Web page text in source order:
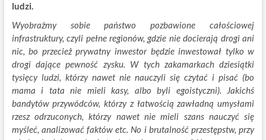
ludzi.
Wyobraźmy sobie państwo pozbawione całościowej
infrastruktury, czyli pełne regionów, gdzie nie docierają drogi ani
nic, bo przecież prywatny inwestor będzie inwestował tylko w
drogi dające pewność zysku. W tych zakamarkach dziesiątki
tysięcy ludzi, którzy nawet nie nauczyli się czytać i pisać (bo
mama i tata nie mieli kasy, albo byli egoistyczni). Jakichś
bandytów przywódców, którzy z łatwością zawładną umysłami
rzesz odrzuconych, którzy nawet nie mieli szans nauczyć się
myśleć, analizować faktów etc. No i brutalność przestępstw, przy